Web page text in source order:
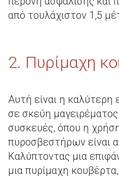
από τουλάχιστον 1,5
2. Πυρίμαχη
Αυτή είναι η καλύτερη
σε σκεύη
συσκευές, όπου η
πυροσβεστήρων είναι
Καλύπτοντας μια
μια πυρίμαχη